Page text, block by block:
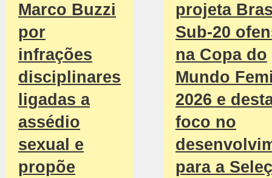
Marco Buzzi
por
infrações
disciplinares
ligadas a
assédio
sexual e
propõe
projeta
Sub-20
na Copa do
Mundo
2026 e
foco no
para a